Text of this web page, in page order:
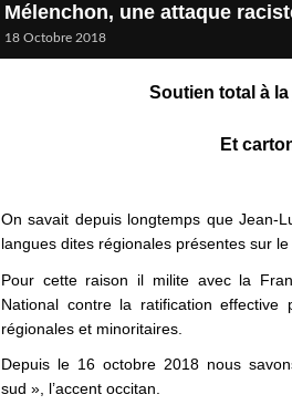
Mélenchon, une attaque
18 Octobre 2018
Soutien total à
Et
On savait depuis longtemps que Jean-
langues dites régionales présentes sur
Pour cette raison il milite avec la
National contre la ratification
régionales et minoritaires.
Depuis le 16 octobre 2018 nous
sud », l’accent occitan.